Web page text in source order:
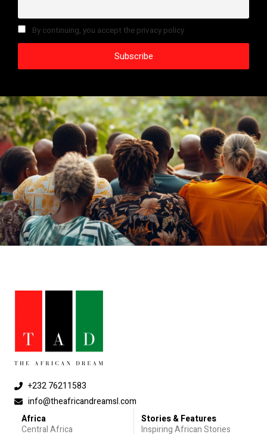
By continuing, you accept the privacy policy
+232 76211583
info@theafricandreamsl.com
Africa
Central Africa
Stories & Features
Inspiring African Stories